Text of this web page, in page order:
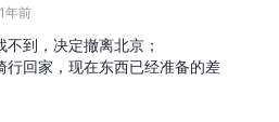
1年前
到，决定撤离北京；
行回家，现在东西已经准备的差